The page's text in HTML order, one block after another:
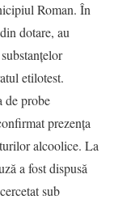
Roman. În
dotare, au
etilotest.
de probe
prezența
alcoolice. La
a fost dispusă
sub